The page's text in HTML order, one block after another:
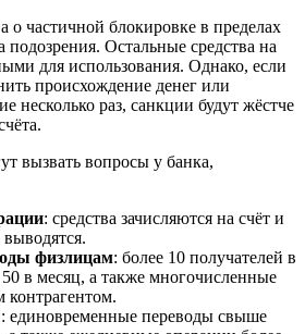
о частичной блокировке в пределах
подозрения. Остальные средства на
для использования. Однако, если
происхождение денег или
несколько раз, санкции будут жёстче
вызвать вопросы у банка,
: средства зачисляются на счёт и
физлицам: более 10 получателей в
в месяц, а также многочисленные
контрагентом.
: единовременные переводы свыше